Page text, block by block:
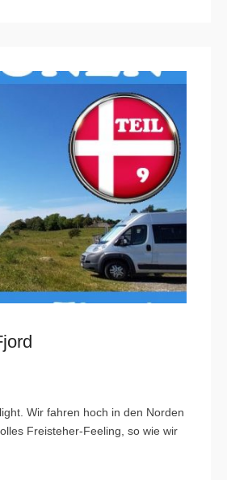
Wir fahren hoch in den Norden
Freisteher-Feeling, so wie wir